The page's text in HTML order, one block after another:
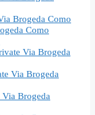
Brogeda Como
Como
Via Brogeda
Via Brogeda
Brogeda